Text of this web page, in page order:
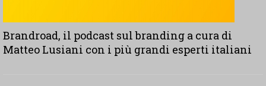
Brandroad, il podcast sul branding a cura di
Matteo Lusiani con i più grandi esperti italiani